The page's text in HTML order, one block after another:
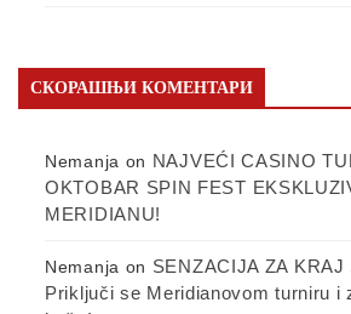
СКОРАШЊИ КОМЕНТАРИ
Nemanja on NAJVEĆI CASINO
OKTOBAR SPIN FEST
MERIDIANU!
Nemanja on SENZACIJA ZA KRAJ
Priključi se Meridianovom turniru i